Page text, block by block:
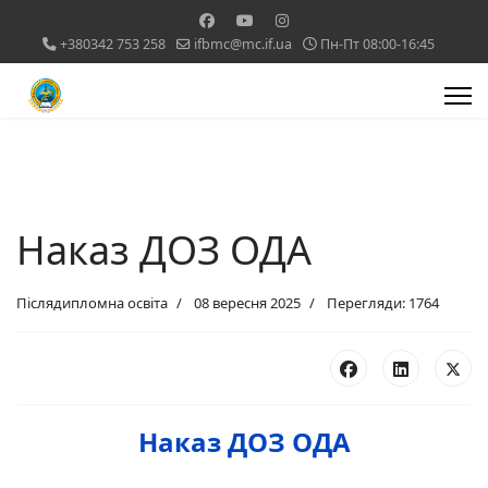
+380342 753 258 ifbmc@mc.if.ua Пн-Пт 08:00-16:45
Наказ ДОЗ ОДА
Післядипломна освіта 08 вересня 2025 Перегляди: 1764
Наказ ДОЗ ОДА